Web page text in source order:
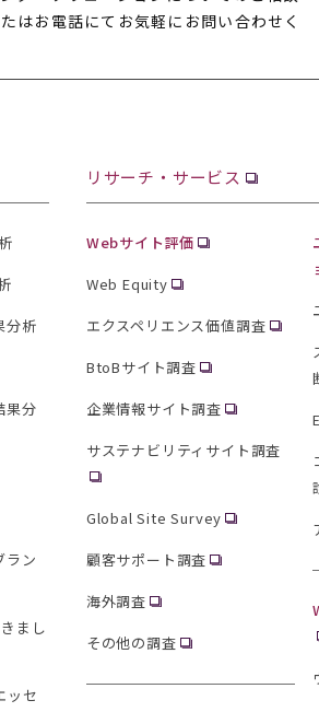
はお電話にてお気軽にお問い合わせく
分析
果分
ラン
まし
ッセ
リサーチ・サービス
Webサイト評価
Web Equity
エクスペリエンス価値調査
BtoBサイト調査
企業情報サイト調査
サステナビリティサイト調査
Global Site Survey
顧客サポート調査
海外調査
その他の調査